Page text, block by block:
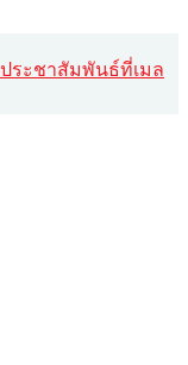
ประชาสัมพันธ์ที่เมล